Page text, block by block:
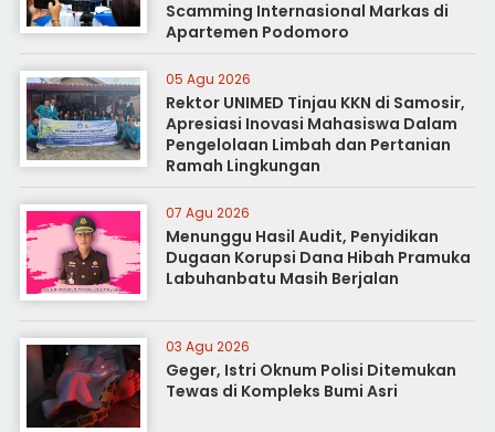
Scamming Internasional Markas di
Apartemen Podomoro
05 Agu 2026
Rektor UNIMED Tinjau KKN di Samosir,
Apresiasi Inovasi Mahasiswa Dalam
Pengelolaan Limbah dan Pertanian
Ramah Lingkungan
07 Agu 2026
Menunggu Hasil Audit, Penyidikan
Dugaan Korupsi Dana Hibah Pramuka
Labuhanbatu Masih Berjalan
03 Agu 2026
Geger, Istri Oknum Polisi Ditemukan
Tewas di Kompleks Bumi Asri